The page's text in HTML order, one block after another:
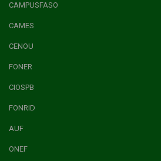
CAMPUSFASO
CAMES
CENOU
FONER
CIOSPB
FONRID
AUF
ONEF